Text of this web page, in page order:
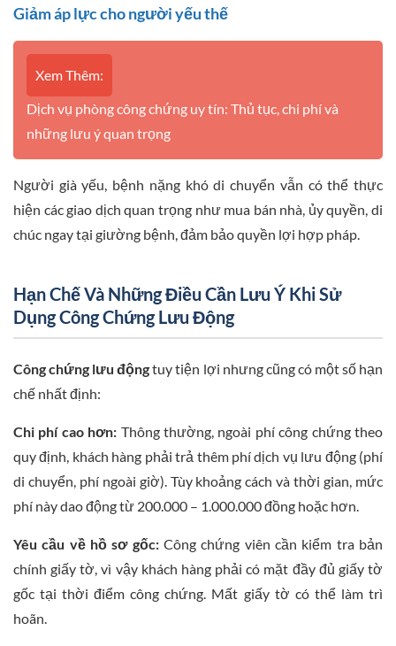
Giảm áp lực cho người yếu thế
Xem Thêm:
Dịch vụ phòng công chứng uy tín: Thủ tục, chi phí và
những lưu ý quan trọng
Người già yếu, bệnh nặng khó di chuyển vẫn có thể thực
hiện các giao dịch quan trọng như mua bán nhà, ủy quyền, di
chúc ngay tại giường bệnh, đảm bảo quyền lợi hợp pháp.
Hạn Chế Và Những Điều Cần Lưu Ý Khi Sử
Dụng Công Chứng Lưu Động
Công chứng lưu độngtuy tiện lợi nhưng cũng có một số hạn
chế nhất định:
Chi phí cao hơn: Thông thường, ngoài phí công chứng theo
quy định, khách hàng phải trả thêm phí dịch vụ lưu động (phí
di chuyển, phí ngoài giờ). Tùy khoảng cách và thời gian, mức
phí này dao động từ 200.000 – 1.000.000 đồng hoặc hơn.
Yêu cầu về hồ sơ gốc:Công chứng viên cần kiểm tra bản
chính giấy tờ, vì vậy khách hàng phải có mặt đầy đủ giấy tờ
gốc tại thời điểm công chứng. Mất giấy tờ có thể làm trì
hoãn.